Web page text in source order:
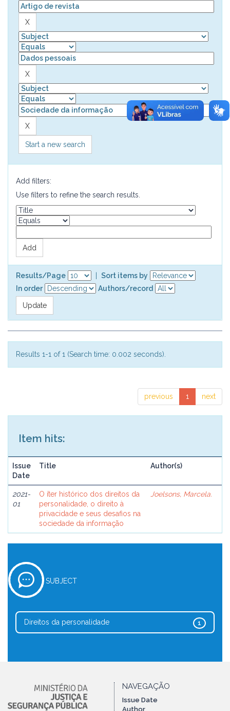
Start a new search
Add filters:
Use filters to refine the search results.
Results/Page
Sort items by
In order
Authors/record
Results 1-1 of 1 (Search time: 0.002 seconds).
previous 1 next
Item hits:
Issue
Date
Title Author(s)
2021-
01
O íter histórico dos direitos da
personalidade, o direito à
privacidade e seus desafios na
sociedade da informação
Joelsons, Marcela.
SUBJECT
1
Direitos da personalidade
NAVEGAÇÃO
Issue Date
Author